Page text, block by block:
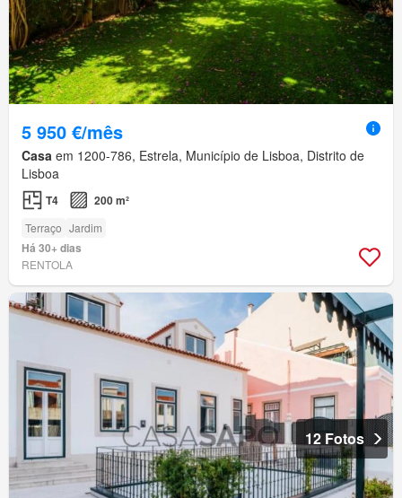
5 950 €/mês
Casa em 1200-786, Estrela, Município de Lisboa, Distrito de
Lisboa
T4 200 m²
Terraço Jardim
Há 30+ dias
RENTOLA
12 Fotos